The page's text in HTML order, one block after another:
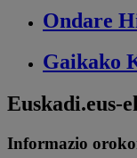
Ondare
Gaikako
Euskadi.eus-
Informazio